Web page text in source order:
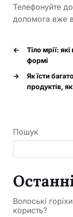
Телефонуйте
допомога вже
←
Тіло мрії:
формі
→
Як їсти
продуктів,
Пошук
Волоські
користь?